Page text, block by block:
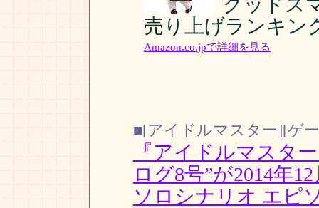
売り上げランキン
Amazon.co.jpで詳細を見る
■[アイドルマスター][ゲ
『アイドルマスタ
ログ8号”が2014年
ソロシナリオ エピ